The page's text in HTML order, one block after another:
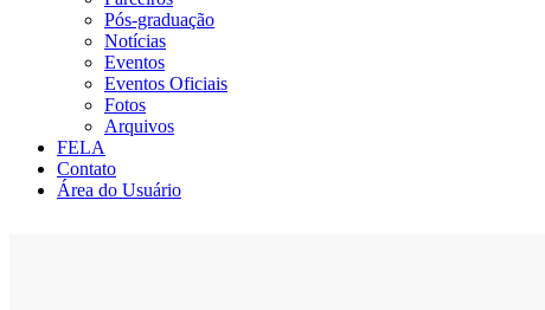
Pós-graduação
Notícias
Eventos
Eventos Oficiais
Fotos
Arquivos
FELA
Contato
Área do Usuário